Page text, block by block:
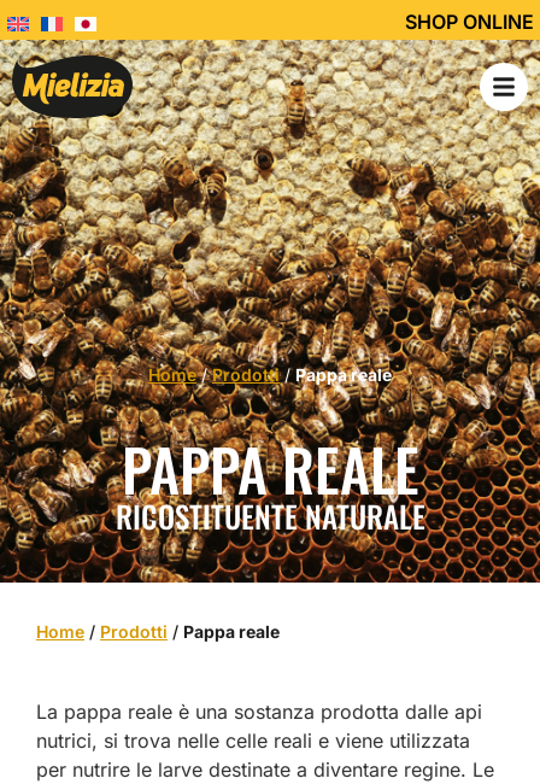
SHOP ONLINE
Home/Prodotti/Pappa reale
PAPPA REALE
RICOSTITUENTE NATURALE
Home / Prodotti / Pappa reale
La pappa reale è una sostanza prodotta dalle api
nutrici, si trova nelle celle reali e viene utilizzata
per nutrire le larve destinate a diventare regine. Le